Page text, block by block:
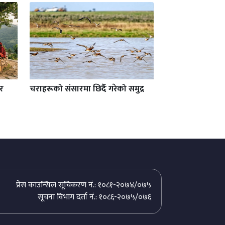
चराहरूको संसारमा छिर्दै गरेको समुद्र
प्रेस काउन्सिल सूचिकरण नं.: १०८१-२०७४/०७५
सूचना विभाग दर्ता नं.: १०८६-२०७५/०७६